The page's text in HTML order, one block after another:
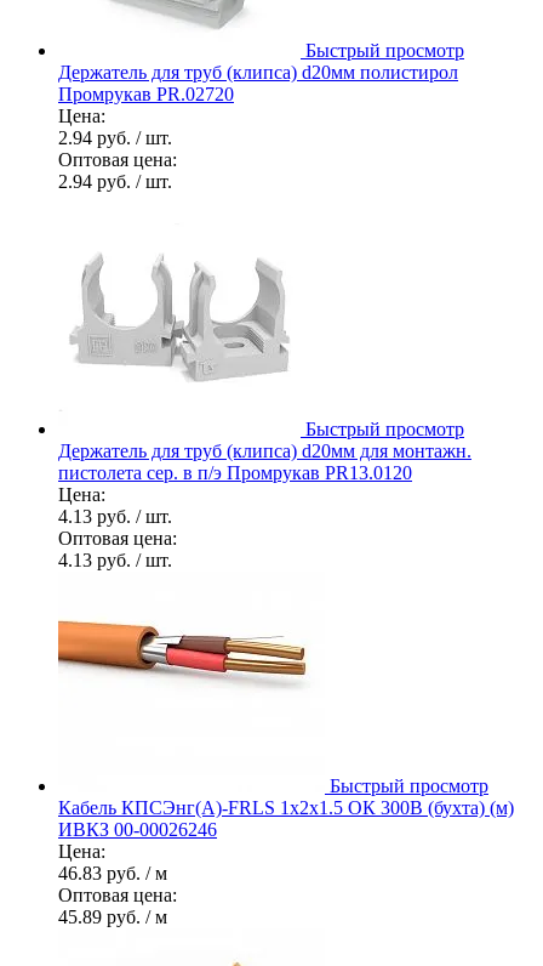
Быстрый просмотр
Держатель для труб (клипса) d20мм полистирол
Промрукав PR.02720
Цена:
2.94 руб. / шт.
Оптовая цена:
2.94 руб. / шт.
Быстрый просмотр
Держатель для труб (клипса) d20мм для монтажн.
пистолета сер. в п/э Промрукав PR13.0120
Цена:
4.13 руб. / шт.
Оптовая цена:
4.13 руб. / шт.
Быстрый просмотр
Кабель КПСЭнг(А)-FRLS 1х2х1.5 ОК 300В (бухта) (м)
ИВКЗ 00-00026246
Цена:
46.83 руб. / м
Оптовая цена:
45.89 руб. / м